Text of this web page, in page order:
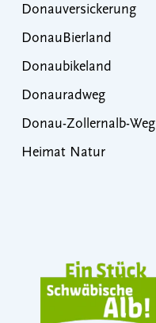
Donauversickerung
DonauBierland
Donaubikeland
Donauradweg
Donau-Zollernalb-Weg
Heimat Natur